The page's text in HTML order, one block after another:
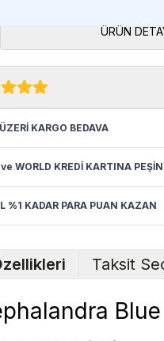
ÜRÜN
KARGO BEDAVA
WORLD KREDİ KARTINA
%1 KADAR PARA PUAN KAZAN
Taksit